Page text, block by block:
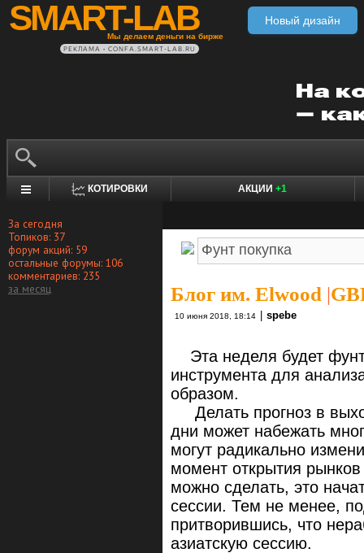
SMART-LAB
Мы делаем деньги на бирже
Новый дизайн
РЕКЛАМА • CONFA.SMART-LAB.RU
КОТИРОВКИ АКЦИИ +1
За сегодня
Топиков: 37
форум акций: 59
остальные форумы: 106
комментариев: 235
за месяц
Блог им. Elwood |
10 июня 2018, 18:14 spebe
Эта неделя будет
инструмента для
образом.
Делать прогноз в
дни может набежать
могут радикально
момент открытия
можно сделать, это
сессии. Тем не менее,
притворившись, что
азиатскую сессию.